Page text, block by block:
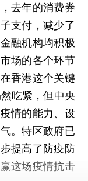
去年的消费券
支付，减少了
融机构均积极
场的各个环节
香港这个关键
吃紧，但中央
情的能力、设
。特区政府已
提高了防疫防
这场疫情抗击